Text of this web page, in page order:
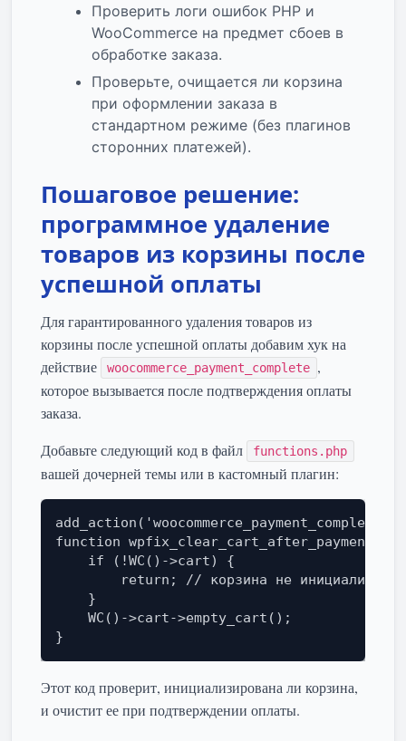
Проверить логи ошибок PHP и
WooCommerce на предмет сбоев в
обработке заказа.
Проверьте, очищается ли корзина
при оформлении заказа в
стандартном режиме (без плагинов
сторонних платежей).
Пошаговое решение:
программное удаление
товаров из корзины после
успешной оплаты
Для гарантированного удаления товаров из
корзины после успешной оплаты добавим хук на
действие
woocommerce_payment_complete ,
которое вызывается после подтверждения оплаты
заказа.
Добавьте следующий код в файл
functions.php
вашей дочерней темы или в кастомный плагин:
function
    if (!WC()->cart) {
return; // корзина не
    }
    WC()->cart->empty_cart();
}
Этот код проверит, инициализирована ли корзина,
и очистит ее при подтверждении оплаты.